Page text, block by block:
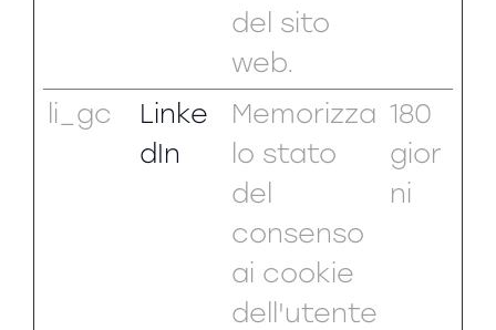
del sito
web.
li_gc
Linke
dIn
Memorizza
lo stato
del
consenso
ai cookie
dell'utente
180
gior
ni